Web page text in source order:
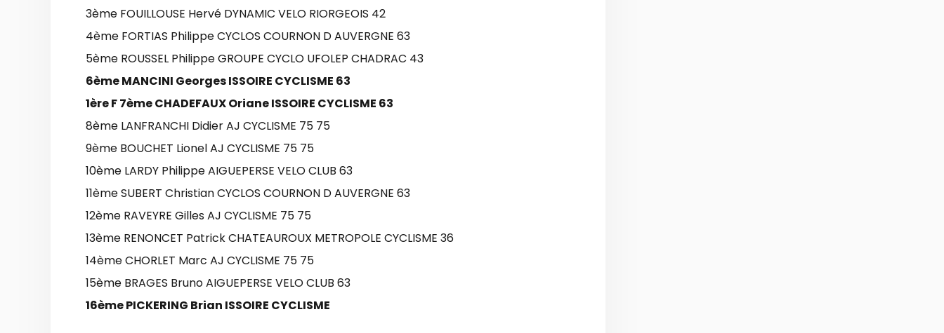
3ème FOUILLOUSE Hervé DYNAMIC VELO RIORGEOIS 42
4ème FORTIAS Philippe CYCLOS COURNON D AUVERGNE 63
5ème ROUSSEL Philippe GROUPE CYCLO UFOLEP CHADRAC 43
6ème MANCINI Georges ISSOIRE CYCLISME 63
1ère F 7ème CHADEFAUX Oriane ISSOIRE CYCLISME 63
8ème LANFRANCHI Didier AJ CYCLISME 75 75
9ème BOUCHET Lionel AJ CYCLISME 75 75
10ème LARDY Philippe AIGUEPERSE VELO CLUB 63
11ème SUBERT Christian CYCLOS COURNON D AUVERGNE 63
12ème RAVEYRE Gilles AJ CYCLISME 75 75
13ème RENONCET Patrick CHATEAUROUX METROPOLE CYCLISME 36
14ème CHORLET Marc AJ CYCLISME 75 75
15ème BRAGES Bruno AIGUEPERSE VELO CLUB 63
16ème PICKERING Brian ISSOIRE CYCLISME